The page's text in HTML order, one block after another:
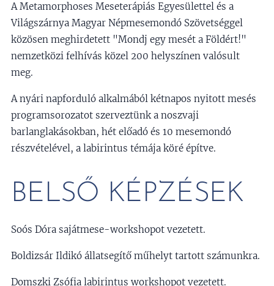
A Metamorphoses Meseterápiás Egyesülettel és a
Világszárnya Magyar Népmesemondó Szövetséggel
közösen meghirdetett "Mondj egy mesét a Földért!"
nemzetközi felhívás közel 200 helyszínen valósult
meg.
A nyári napforduló alkalmából kétnapos nyitott mesés
programsorozatot szerveztünk a noszvaji
barlanglakásokban, hét előadó és 10 mesemondó
részvételével, a labirintus témája köré építve.
BELSŐ KÉPZÉSEK
Soós Dóra sajátmese-workshopot vezetett.
Boldizsár Ildikó állatsegítő műhelyt tartott számunkra.
Domszki Zsófia labirintus workshopot vezetett.